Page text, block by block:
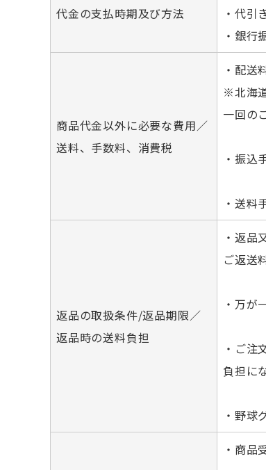
代金の支払時期及び方法
・代引
・銀行
商品代金以外に必要な費用／
送料、手数料、消費税
・配送
※北海
一回の
・振込
・送料
返品の取扱条件/返品期限／
返品時の送料負担
・返品
ご返送
・万が
・ご注
負担に
・野球
・商品